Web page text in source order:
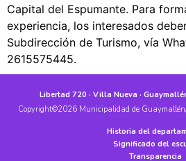
Capital del Espumante. Para
experiencia, los interesados
Subdirección de Turismo, vía
2615575445.
Libertad 720 · Villa Nueva ·
Copyright©2026 Municipalidad de Guaymallén/
Historia del
Significado del
Transparencia